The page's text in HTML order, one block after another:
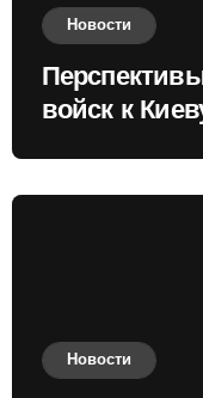
Новости
войск к
Новости